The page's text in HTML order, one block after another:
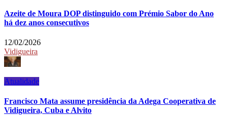
Azeite de Moura DOP distinguido com Prémio Sabor do Ano
há dez anos consecutivos
12/02/2026
Vidigueira
Atualidade
Francisco Mata assume presidência da Adega Cooperativa de
Vidigueira, Cuba e Alvito